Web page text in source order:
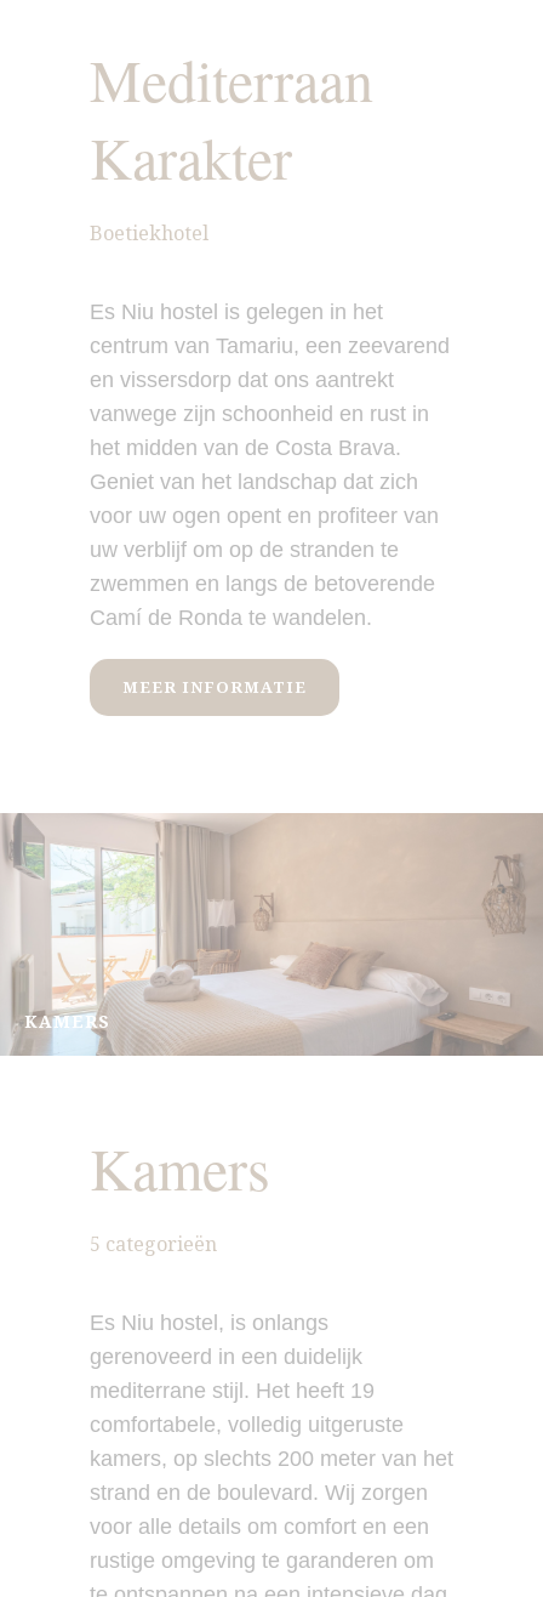
Mediterraan
Karakter
Boetiekhotel
Es Niu hostel is gelegen in het
centrum van Tamariu, een zeevarend
en vissersdorp dat ons aantrekt
vanwege zijn schoonheid en rust in
het midden van de Costa Brava.
Geniet van het landschap dat zich
voor uw ogen opent en profiteer van
uw verblijf om op de stranden te
zwemmen en langs de betoverende
Camí de Ronda te wandelen.
MEER INFORMATIE
KAMERS
Kamers
5 categorieën
Es Niu hostel, is onlangs
gerenoveerd in een duidelijk
mediterrane stijl. Het heeft 19
comfortabele, volledig uitgeruste
kamers, op slechts 200 meter van het
strand en de boulevard. Wij zorgen
voor alle details om comfort en een
rustige omgeving te garanderen om